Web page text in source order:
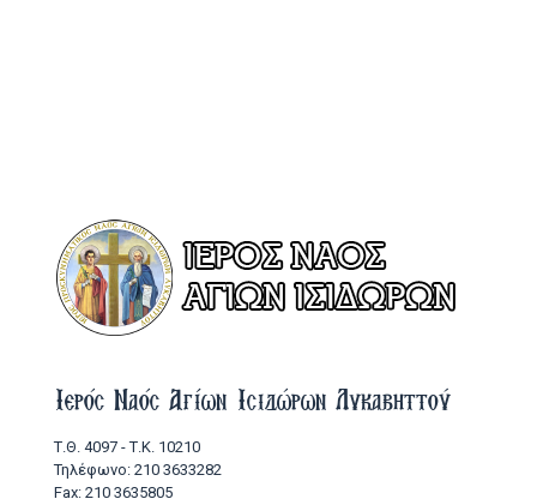
Ιερός Ναός Αγίων Ισιδώρων Λυκαβηττού
Τ.Θ. 4097 - Τ.Κ. 10210
Τηλέφωνο: 210 3633282
Fax: 210 3635805